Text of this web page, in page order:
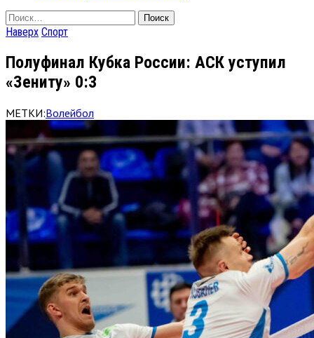
Найти:
Наверх Спорт
Полуфинал Кубка России: АСК уступил
«Зениту» 0:3
МЕТКИ:Волейбол